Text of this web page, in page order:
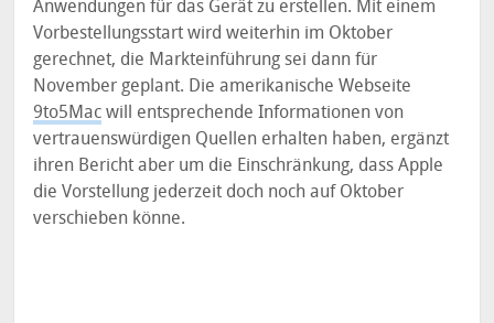
Anwendungen für das Gerät zu erstellen. Mit einem
Vorbestellungsstart wird weiterhin im Oktober
gerechnet, die Markteinführung sei dann für
November geplant. Die amerikanische Webseite
9to5Mac will entsprechende Informationen von
vertrauenswürdigen Quellen erhalten haben, ergänzt
ihren Bericht aber um die Einschränkung, dass Apple
die Vorstellung jederzeit doch noch auf Oktober
verschieben könne.